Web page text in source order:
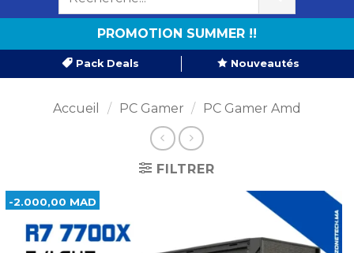
PROMOTION SUMMER !!
Pack Deals Nouveautés
Accueil / PC Gamer / PC Gamer Amd
FILTRER
-2.000,00 MAD